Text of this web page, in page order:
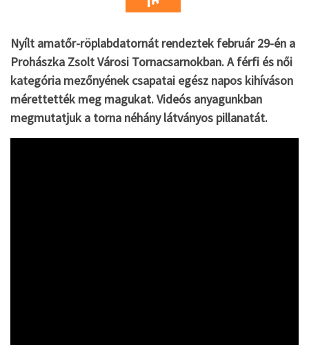
Nyílt amatőr-röplabdatornát rendeztek február 29-én a
Prohászka Zsolt Városi Tornacsarnokban. A férfi és női
kategória mezőnyének csapatai egész napos kihíváson
mérettették meg magukat. Videós anyagunkban
megmutatjuk a torna néhány látványos pillanatát.